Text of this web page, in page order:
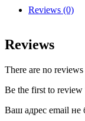
Reviews (0)
Reviews
There are no reviews
Be the first to
Ваш адрес email не